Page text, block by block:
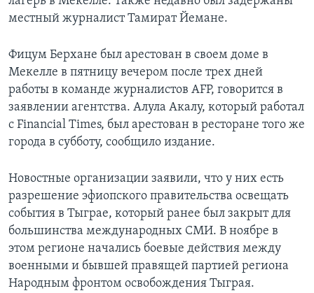
местный журналист Тамират Йемане.
Фицум Берхане был арестован в своем доме в
Мекелле в пятницу вечером после трех дней
работы в команде журналистов AFP, говорится в
заявлении агентства. Алула Акалу, который работал
с Financial Times, был арестован в ресторане того же
города в субботу, сообщило издание.
Новостные организации заявили, что у них есть
разрешение эфиопского правительства освещать
события в Тыграе, который ранее был закрыт для
большинства международных СМИ. В ноябре в
этом регионе начались боевые действия между
военными и бывшей правящей партией региона
Народным фронтом освобождения Тыграя.